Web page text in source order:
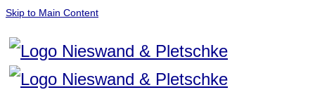
Skip to Main Content